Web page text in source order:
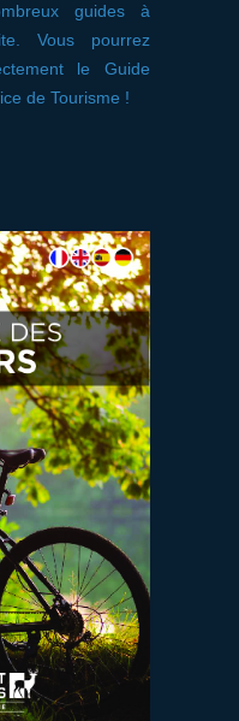
guides à
Vous pourrez
le Guide
de Tourisme !